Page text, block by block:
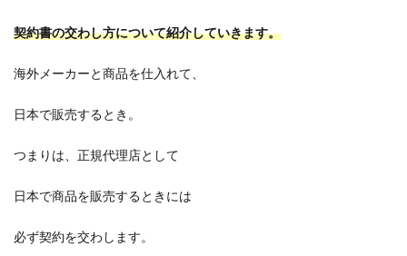
契約書の交わし方について紹介していきます。
海外メーカーと商品を仕入れて、
日本で販売するとき。
つまりは、正規代理店として
日本で商品を販売するときには
必ず契約を交わします。